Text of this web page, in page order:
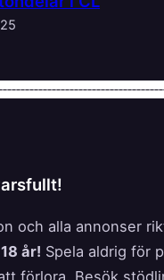
och alla annonser
år! Spela aldrig för
förlora. Besök